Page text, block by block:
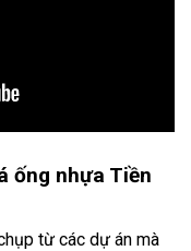
ống nhựa Tiền
từ các dự án mà